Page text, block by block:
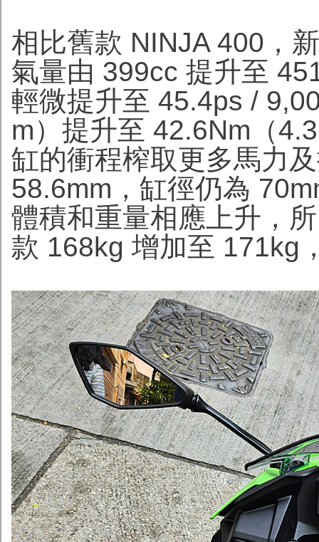
相比舊款 NINJA 400，
氣量由 399cc 提升至
輕微提升至 45.4ps /
m）提升至 42.6Nm（
缸的衝程榨取更多馬力
58.6mm，缸徑仍為
體積和重量相應上升，
款 168kg 增加至 171kg